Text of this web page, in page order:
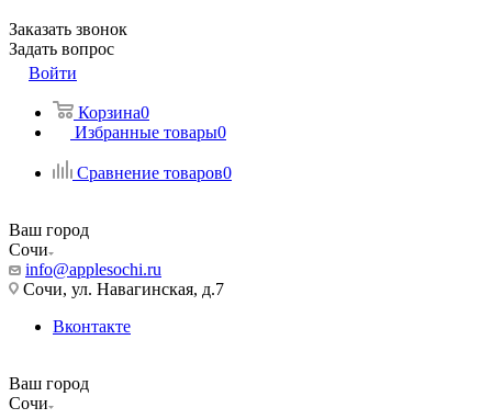
Заказать звонок
Задать вопрос
Войти
Корзина0
Избранные товары0
Сравнение товаров0
Ваш город
Сочи
info@applesochi.ru
Сочи, ул. Навагинская, д.7
Вконтакте
Ваш город
Сочи